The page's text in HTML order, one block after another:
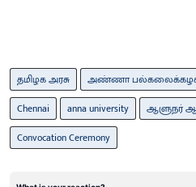
தமிழக அரசு அண்ணா
Chennai
anna university ஆளுநர்
Convocation Ceremony